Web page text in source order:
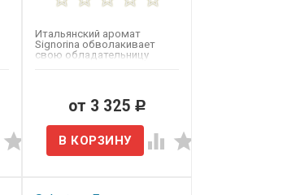
Итальянский аромат
Signorina​ обволакивает
свою обладательницу
от 3 325 Р